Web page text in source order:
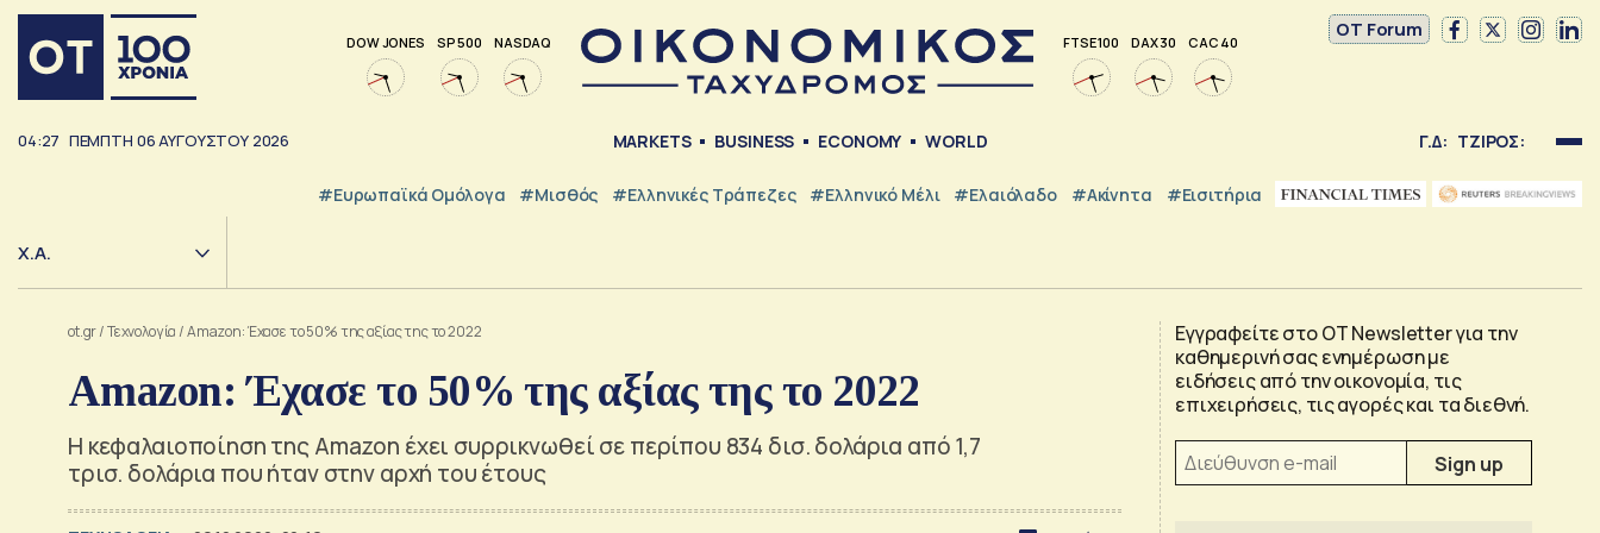
DOW JONES SP 500 NASDAQ FTSE 100 DAX 30 CAC 40
OT Forum
04:27 ΠΕΜΠΤΗ 06ΑΥΓΟΥΣΤΟΥ 2026 MARKETS BUSINESS ECONOMY WORLD Γ.Δ: ΤΖΙΡΟΣ:
#Ευρωπαϊκά Ομόλογα #Μισθός #ελληνικές Τράπεζες #Ελληνικό Μέλι #Ελαιόλαδο #Ακίνητα #εισιτήρια
Χ.Α.
ot.gr/Τεχνολογία /Amazon: Έχασε το 50% της αξίας της το 2022
Amazon: Έχασε το 50% της αξίας της το 2022
Η κεφαλαιοποίηση της Amazon έχει συρρικνωθεί σε περίπου 834 δισ. δολάρια από 1,7
τρισ. δολάρια που ήταν στην αρχή του έτους
Εγγραφείτε στο OT Newsletter για την
καθημερινή σας ενημέρωση με
ειδήσεις από την οικονομία, τις
επιχειρήσεις, τις αγορές και τα διεθνή.